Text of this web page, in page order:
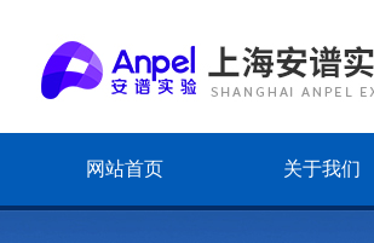
网站首页 关于我们